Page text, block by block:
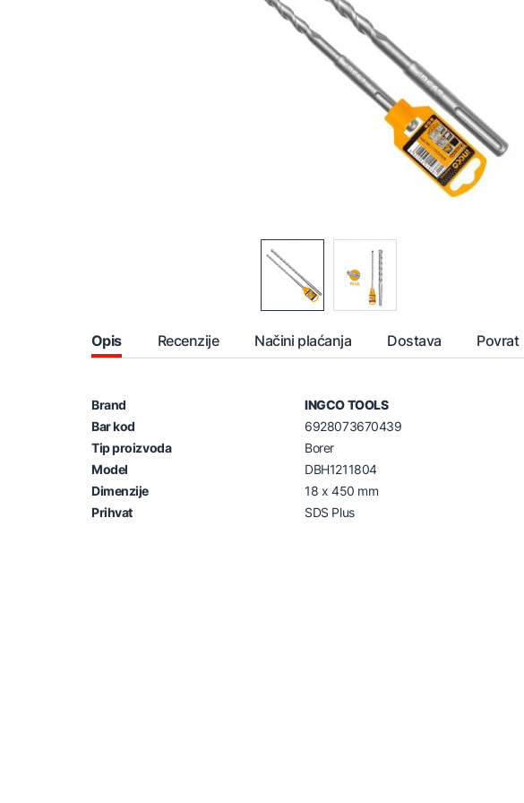
Opis Recenzije Načini plaćanja Dostava Povrat
Brand
INGCO TOOLS
Bar kod
6928073670439
Tip proizvoda
Borer
Model
DBH1211804
Dimenzije
18 x 450 mm
Prihvat
SDS Plus